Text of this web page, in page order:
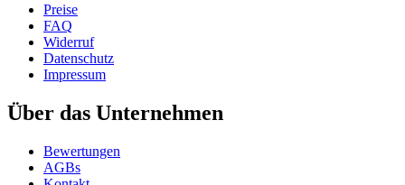
Preise
FAQ
Widerruf
Datenschutz
Impressum
Über das Unternehmen
Bewertungen
AGBs